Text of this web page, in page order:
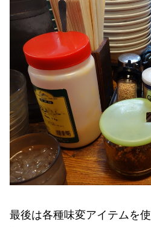
最後は各種味変アイテムを